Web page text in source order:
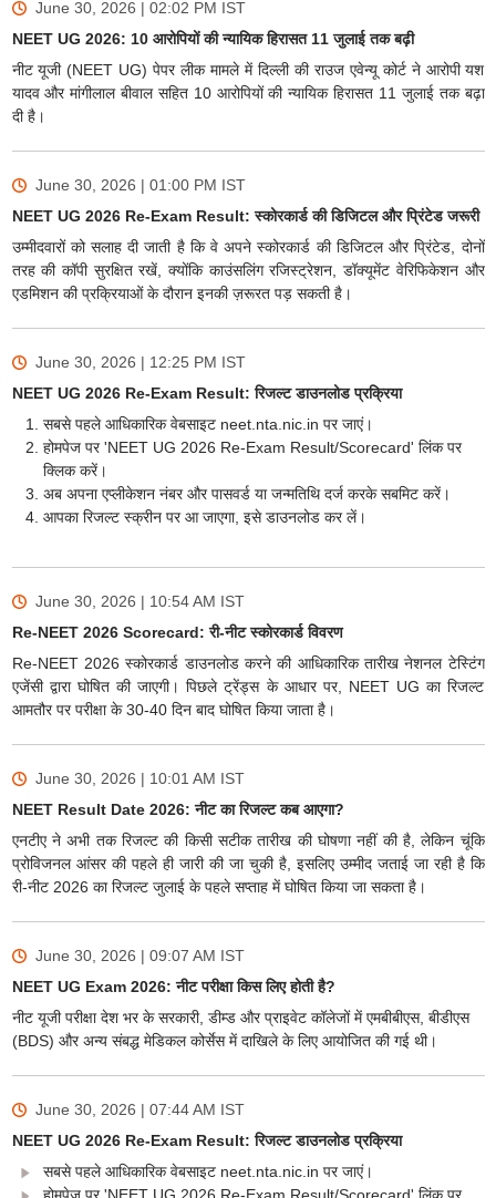
June 30, 2026 | 02:02 PM IST
NEET UG 2026: 10 आरोपियों की न्यायिक हिरासत 11 जुलाई तक बढ़ी
नीट यूजी (NEET UG) पेपर लीक मामले में दिल्ली की राउज एवेन्यू कोर्ट ने आरोपी यश
यादव और मांगीलाल बीवाल सहित 10 आरोपियों की न्यायिक हिरासत 11 जुलाई तक बढ़ा
दी है।
June 30, 2026 | 01:00 PM IST
NEET UG 2026 Re-Exam Result: स्कोरकार्ड की डिजिटल और प्रिंटेड जरूरी
उम्मीदवारों को सलाह दी जाती है कि वे अपने स्कोरकार्ड की डिजिटल और प्रिंटेड, दोनों
तरह की कॉपी सुरक्षित रखें, क्योंकि काउंसलिंग रजिस्ट्रेशन, डॉक्यूमेंट वेरिफिकेशन और
एडमिशन की प्रक्रियाओं के दौरान इनकी ज़रूरत पड़ सकती है।
June 30, 2026 | 12:25 PM IST
NEET UG 2026 Re-Exam Result: रिजल्ट डाउनलोड प्रक्रिया
सबसे पहले आधिकारिक वेबसाइट neet.nta.nic.in पर जाएं।
होमपेज पर 'NEET UG 2026 Re-Exam Result/Scorecard' लिंक पर
क्लिक करें।
अब अपना एप्लीकेशन नंबर और पासवर्ड या जन्मतिथि दर्ज करके सबमिट करें।
आपका रिजल्ट स्क्रीन पर आ जाएगा, इसे डाउनलोड कर लें।
June 30, 2026 | 10:54 AM IST
Re-NEET 2026 Scorecard: री-नीट स्कोरकार्ड विवरण
Re-NEET 2026 स्कोरकार्ड डाउनलोड करने की आधिकारिक तारीख नेशनल टेस्टिंग
एजेंसी द्वारा घोषित की जाएगी। पिछले ट्रेंड्स के आधार पर, NEET UG का रिजल्ट
आमतौर पर परीक्षा के 30-40 दिन बाद घोषित किया जाता है।
June 30, 2026 | 10:01 AM IST
NEET Result Date 2026: नीट का रिजल्ट कब आएगा?
एनटीए ने अभी तक रिजल्ट की किसी सटीक तारीख की घोषणा नहीं की है, लेकिन चूंकि
प्रोविजनल आंसर की पहले ही जारी की जा चुकी है, इसलिए उम्मीद जताई जा रही है कि
री-नीट 2026 का रिजल्ट जुलाई के पहले सप्ताह में घोषित किया जा सकता है।
June 30, 2026 | 09:07 AM IST
NEET UG Exam 2026: नीट परीक्षा किस लिए होती है?
नीट यूजी परीक्षा देश भर के सरकारी, डीम्ड और प्राइवेट कॉलेजों में एमबीबीएस, बीडीएस
(BDS) और अन्य संबद्ध मेडिकल कोर्सेस में दाखिले के लिए आयोजित की गई थी।
June 30, 2026 | 07:44 AM IST
NEET UG 2026 Re-Exam Result: रिजल्ट डाउनलोड प्रक्रिया
सबसे पहले आधिकारिक वेबसाइट neet.nta.nic.in पर जाएं।